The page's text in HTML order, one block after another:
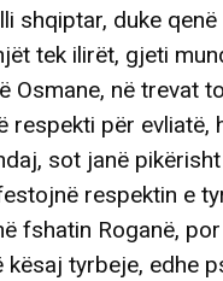
shqiptar, duke
tek ilirët, gjeti
Osmane, në trevat
respekti për evliatë,
sot janë
respektin e
fshatin Roganë,
tyrbeje, edhe